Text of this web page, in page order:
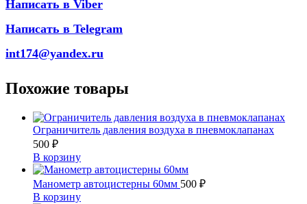
Написать в Viber
Написать в Telegram
int174@yandex.ru
Похожие товары
Ограничитель давления воздуха в пневмоклапанах
500 ₽
В корзину
Манометр автоцистерны 60мм 500 ₽
В корзину